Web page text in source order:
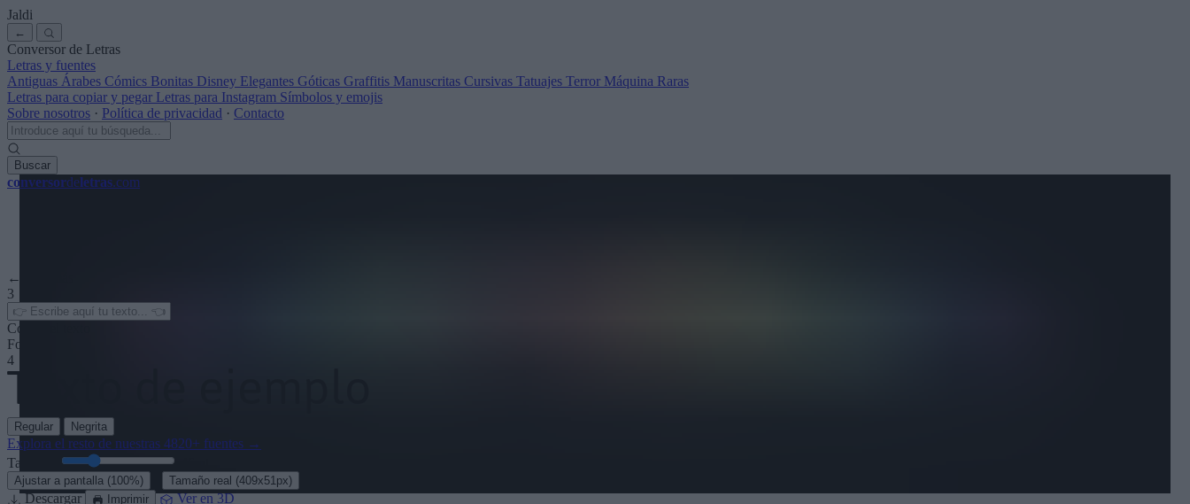
Jaldi
←
Conversor de Letras
Letras y fuentes
Antiguas Árabes Cómics Bonitas Disney Elegantes Góticas Graffitis Manuscritas Cursivas Tatuajes Terror Máquina Raras
Letras para copiar y pegar Letras para Instagram Símbolos y emojis
Sobre nosotros · Política de privacidad · Contacto
Buscar
conversordeletras.com
← Ver más
3
Color del texto
Fondo
4
Regular Negrita
Explora el resto de nuestras 4820+ fuentes →
Tamaño:
Ajustar a pantalla (100%) Tamaño real (409x51px)
Descargar Imprimir Ver en 3D